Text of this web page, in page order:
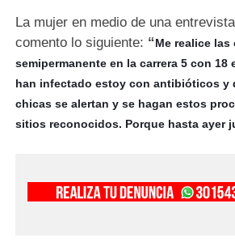
La mujer en medio de una
comento lo siguiente: “Me realice las
semipermanente en la carrera 5 con 18
han infectado estoy con antibióticos y
chicas se alertan y se hagan estos
sitios reconocidos. Porque hasta ayer